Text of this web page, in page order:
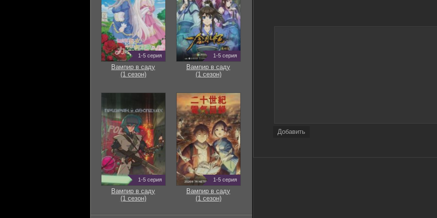
Добавить
1-5 серия
Вампир в саду
(1 сезон)
1-5 серия
Вампир в саду
(1 сезон)
1-5 серия
Вампир в саду
(1 сезон)
1-5 серия
Вампир в саду
(1 сезон)